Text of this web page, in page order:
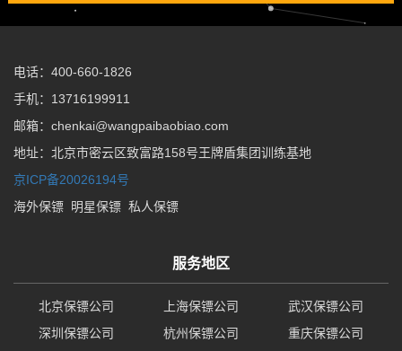
电话：400-660-1826
手机：13716199911
邮箱：chenkai@wangpaibaobiao.com
地址：北京市密云区致富路158号王牌盾集团训练基地
京ICP备20026194号
海外保镖
明星保镖 私人保镖
服务地区
北京保镖公司 上海保镖公司
武汉保镖公司
深圳保镖公司
杭州保镖公司 重庆保镖公司